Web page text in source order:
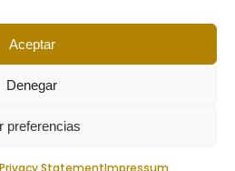
Aceptar
Denegar
preferencias
Privacy StatementImpressum